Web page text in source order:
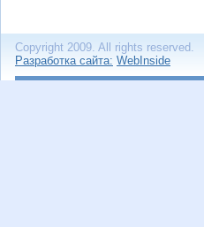
Copyright 2009. All rights reserved.
Разработка сайта: WebInside